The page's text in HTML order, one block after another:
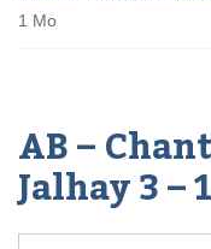
1 Mo
AB –
Jalhay 3 –